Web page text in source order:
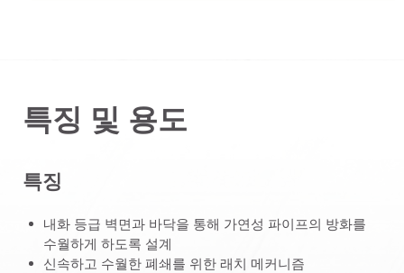
특징 및 용도
특징
내화 등급 벽면과 바닥을 통해 가연성 파이프의 방화를
수월하게 하도록 설계
신속하고 수월한 폐쇄를 위한 래치 메커니즘